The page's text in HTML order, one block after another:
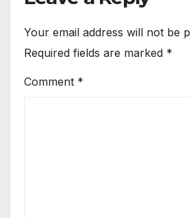
Your email address will not be
Required fields are marked *
Comment *